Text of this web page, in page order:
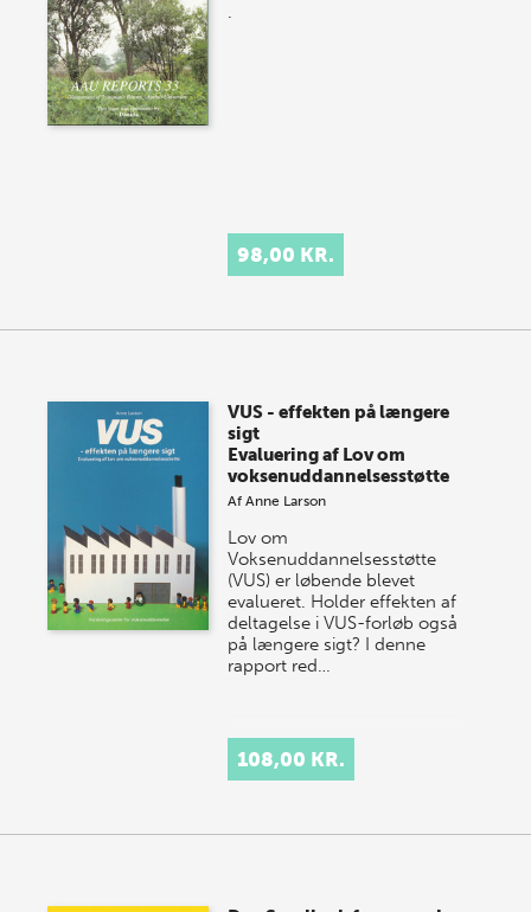
.
98,00 KR.
VUS - effekten på længere
sigt
Evaluering af Lov om
voksenuddannelsesstøtte
AfAnne Larson
Lov om
Voksenuddannelsesstøtte
(VUS) er løbende blevet
evalueret. Holder effekten af
deltagelse i VUS-forløb også
på længere sigt? I denne
rapport red…
108,00 KR.